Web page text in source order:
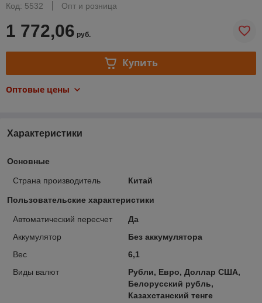
Код: 5532
Опт и розница
1 772,06 руб.
Купить
Оптовые цены
Характеристики
Основные
Страна производитель Китай
Пользовательские характеристики
Автоматический пересчет
Да
Аккумулятор
Без аккумулятора
Вес
6,1
Виды валют
Рубли, Евро, Доллар США,
Белорусский рубль,
Казахстанский тенге